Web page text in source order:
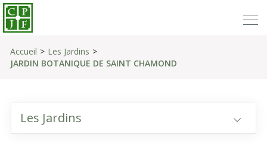
Accueil
Les Jardins
JARDIN BOTANIQUE DE SAINT CHAMOND
Les Jardins